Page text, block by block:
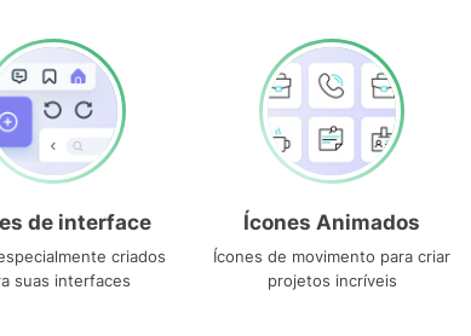
de interface
criados
suas interfaces
Ícones Animados
Ícones de movimento para criar
projetos incríveis